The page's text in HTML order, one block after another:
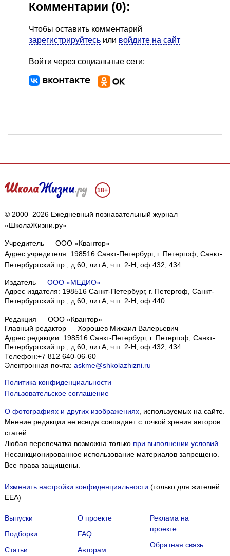
Комментарии (0):
Чтобы оставить комментарий
зарегистрируйтесь или войдите на сайт
Войти через социальные сети:
18+
© 2000–2026 Ежедневный познавательный журнал
«ШколаЖизни.ру»
Учредитель — ООО «Квантор»
Адрес учредителя: 198516 Санкт-Петербург, г. Петергоф, Санкт-
Петербургский пр., д.60, лит.А, ч.п. 2-Н, оф.432, 434
Издатель — ООО «МЕДИО»
Адрес издателя: 198516 Санкт-Петербург, г. Петергоф, Санкт-
Петербургский пр., д.60, лит.А, ч.п. 2-Н, оф.440
Редакция — ООО «Квантор»
Главный редактор — Хорошев Михаил Валерьевич
Адрес редакции: 198516 Санкт-Петербург, г. Петергоф, Санкт-
Петербургский пр., д.60, лит.А, ч.п. 2-Н, оф.432, 434
Телефон:+7 812 640-06-60
Электронная почта: askme@shkolazhizni.ru
Политика конфиденциальности
Пользовательское соглашение
О фотографиях и других изображениях, используемых на сайте.
Мнение редакции не всегда совпадает с точкой зрения авторов
статей.
Любая перепечатка возможна только при выполнении условий.
Несанкционированное использование материалов запрещено.
Все права защищены.
Изменить настройки конфиденциальности (только для жителей
EEA)
Выпуски
Подборки
Статьи
О проекте
FAQ
Авторам
Реклама на
проекте
Обратная связь